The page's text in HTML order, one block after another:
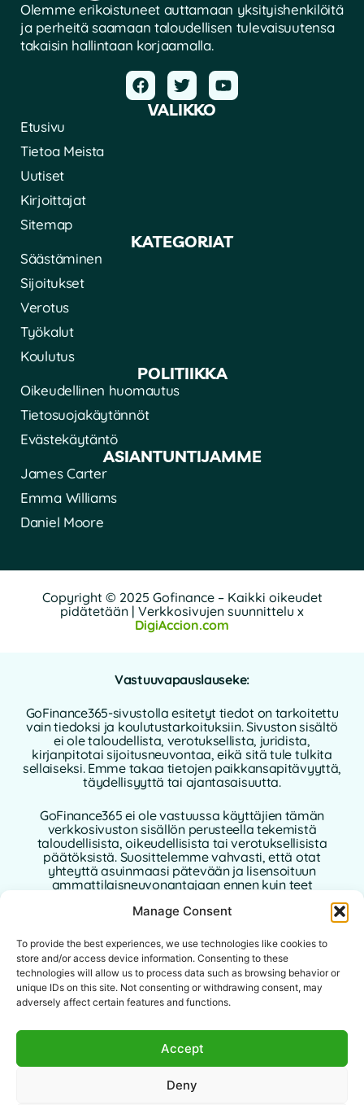
Manage Consent
To provide the best experiences, we use technologies like cookies to
store and/or access device information. Consenting to these
technologies will allow us to process data such as browsing behavior or
unique IDs on this site. Not consenting or withdrawing consent, may
adversely affect certain features and functions.
Accept
Deny
Olemme erikoistuneet auttamaan yksityishenkilöitä
ja perheitä saamaan taloudellisen tulevaisuutensa
takaisin hallintaan korjaamalla.
VALIKKO
Etusivu
Tietoa Meista
Uutiset
Kirjoittajat
Sitemap
KATEGORIAT
Säästäminen
Sijoitukset
Verotus
Työkalut
Koulutus
POLITIIKKA
Oikeudellinen huomautus
Tietosuojakäytännöt
Evästekäytäntö
ASIANTUNTIJAMME
James Carter
Emma Williams
Daniel Moore
Copyright © 2025 Gofinance – Kaikki oikeudet
pidätetään | Verkkosivujen suunnittelu x
DigiAccion.com
Vastuuvapauslauseke:
GoFinance365-sivustolla esitetyt tiedot on tarkoitettu
vain tiedoksi ja koulutustarkoituksiin. Sivuston sisältö
ei ole taloudellista, verotuksellista, juridista,
kirjanpitotai sijoitusneuvontaa, eikä sitä tule tulkita
sellaiseksi. Emme takaa tietojen paikkansapitävyyttä,
täydellisyyttä tai ajantasaisuutta.
GoFinance365 ei ole vastuussa käyttäjien tämän
verkkosivuston sisällön perusteella tekemistä
taloudellisista, oikeudellisista tai verotuksellisista
päätöksistä. Suosittelemme vahvasti, että otat
yhteyttä asuinmaasi pätevään ja lisensoituun
ammattilaisneuvonantajaan ennen kuin teet
taloudellisia päätöksiä.
Tämän verkkosivuston käyttö edellyttää tämän
vastuuvapauslausekkeen hyväksymistä.
GoFinance365, sen kirjoittajat tai avustajat eivät ole
vastuussa mistään suorista, epäsuorista tai välillisistä
vahingoista, jotka johtuvat sivustolla olevien tietojen
Tämä verkkosivusto on tarkoitettu
tietyissä lainkäyttöalueissa. Jokainen käyttäjä on